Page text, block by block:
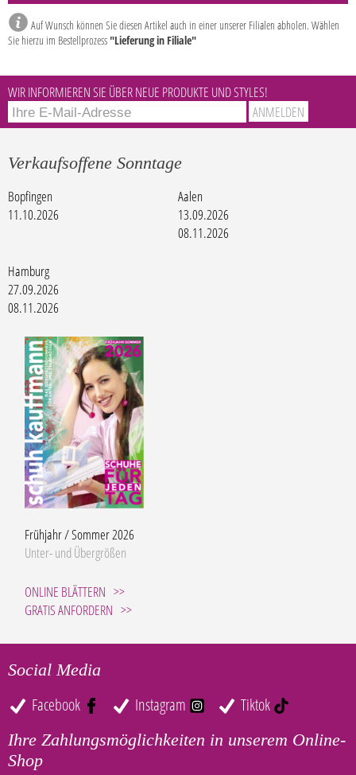
Auf Wunsch können Sie diesen Artikel auch in einer unserer Filialen abholen. Wählen
Sie hierzu im Bestellprozess"Lieferung in Filiale"
WIR INFORMIEREN SIE ÜBER NEUE PRODUKTE UND STYLES!
Verkaufsoffene Sonntage
Bopfingen
11.10.2026
Aalen
13.09.2026
08.11.2026
Hamburg
27.09.2026
08.11.2026
Frühjahr / Sommer 2026
Unter- und Übergrößen
ONLINE BLÄTTERN
GRATIS ANFORDERN
Social Media
Facebook Instagram Tiktok
Ihre Zahlungsmöglichkeiten in unserem Online-
Shop